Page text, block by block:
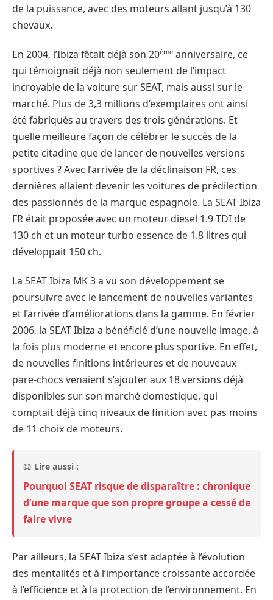
de la puissance, avec des moteurs allant jusqu’à 130
chevaux.
En 2004, l’Ibiza fêtait déjà son 20ème anniversaire, ce
qui témoignait déjà non seulement de l’impact
incroyable de la voiture sur SEAT, mais aussi sur le
marché. Plus de 3,3 millions d’exemplaires ont ainsi
été fabriqués au travers des trois générations. Et
quelle meilleure façon de célébrer le succès de la
petite citadine que de lancer de nouvelles versions
sportives ? Avec l’arrivée de la déclinaison FR, ces
dernières allaient devenir les voitures de prédilection
des passionnés de la marque espagnole. La SEAT Ibiza
FR était proposée avec un moteur diesel 1.9 TDI de
130 ch et un moteur turbo essence de 1.8 litres qui
développait 150 ch.
La SEAT Ibiza MK 3 a vu son développement se
poursuivre avec le lancement de nouvelles variantes
et l’arrivée d’améliorations dans la gamme. En février
2006, la SEAT Ibiza a bénéficié d’une nouvelle image, à
la fois plus moderne et encore plus sportive. En effet,
de nouvelles finitions intérieures et de nouveaux
pare-chocs venaient s’ajouter aux 18 versions déjà
disponibles sur son marché domestique, qui
comptait déjà cinq niveaux de finition avec pas moins
de 11 choix de moteurs.
📖 Lire aussi :
Pourquoi SEAT risque de disparaître : chronique
d’une marque que son propre groupe a cessé de
faire vivre
Par ailleurs, la SEAT Ibiza s’est adaptée à l’évolution
des mentalités et à l’importance croissante accordée
à l’efficience et à la protection de l’environnement. En